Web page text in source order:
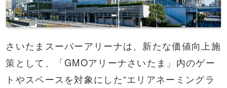
さいたまスーパーアリーナは、新たな価値向上施
策として、「GMOアリーナさいたま」内のゲー
トやスペースを対象にした“エリアネーミングラ